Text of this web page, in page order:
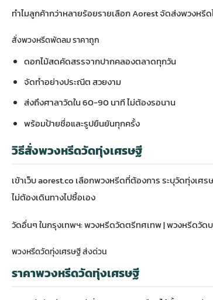
ทำไมลูกค้ากว่าหลายร้อยรายเลือก Aorest จัดส่งพวงหรี
สั่งพวงหรีดพัดลม ราคาถูก
ดอกไม้สดคัดสรรจากปากคลองตลาดทุกวัน
จัดทำอย่างประณีต สวยงาม
ส่งถึงศาลาวัดใน 60-90 นาที ไม่ต้องรอนาน
พร้อมป้ายชื่อและรูปยืนยันทุกครั้ง
วิธีสั่งพวงหรีดวัดทุ่งเศรษฐี
เข้าเว็บ aorest.co เลือกพวงหรีดที่ต้องการ ระบุวัดทุ่งเศ
ไม่ต้องเดินทางไปซื้อเอง
วัดอื่นๆ ในกรุงเทพฯ:พวงหรีดวัดตรีทศเทพ|พวงหรีดวัด
พวงหรีดวัดทุ่งเศรษฐี ส่งด่วน
ราคาพวงหรีดวัดทุ่งเศรษฐี